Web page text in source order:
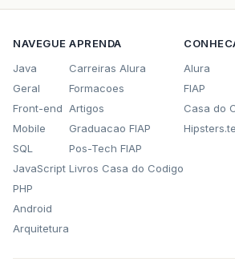
NAVEGUE
Java
Geral
Front-end
Mobile
SQL
JavaScript
PHP
Android
Arquitetura
APRENDA
Carreiras Alura
Formacoes
Artigos
Graduacao FIAP
Pos-Tech FIAP
Livros Casa do Codigo
Alura
FIAP
Casa do